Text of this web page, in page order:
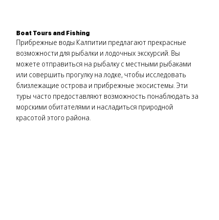
Boat Tours and Fishing
Прибрежные воды Калпитии предлагают прекрасные
возможности для рыбалки и лодочных экскурсий. Вы
можете отправиться на рыбалку с местными рыбаками
или совершить прогулку на лодке, чтобы исследовать
близлежащие острова и прибрежные экосистемы. Эти
туры часто предоставляют возможность понаблюдать за
морскими обитателями и насладиться природной
красотой этого района.